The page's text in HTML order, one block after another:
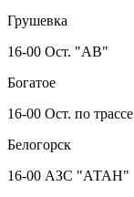
Грушевка
16-00 Ост. "АВ"
Богатое
16-00 Ост. по трассе
Белогорск
16-00 АЗС "АТАН"